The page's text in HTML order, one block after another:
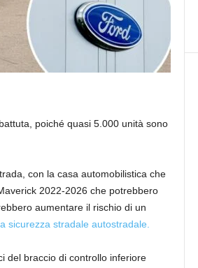
poiché quasi 5.000 unità sono
con la casa automobilistica che
2022-2026 che potrebbero
aumentare il rischio di un
sicurezza stradale autostradale.
del braccio di controllo inferiore